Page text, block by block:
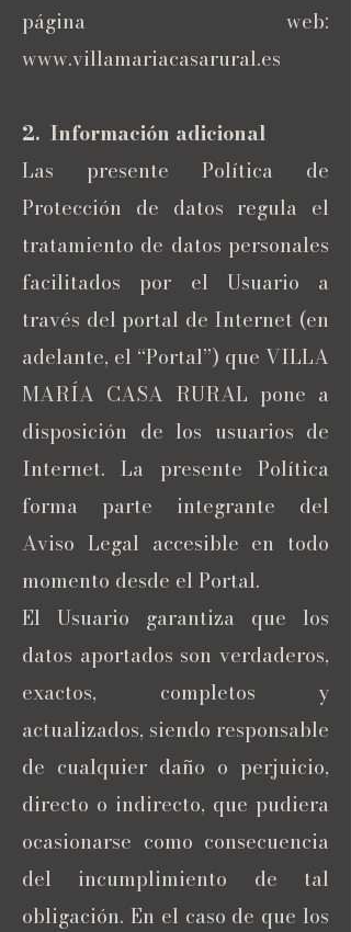
página web:
www.villamariacasarural.es
2. Información adicional
Las presente Política de
Protección de datos regula el
tratamiento de datos personales
facilitados por el Usuario a
través del portal de Internet (en
adelante, el “Portal”) que VILLA
MARÍA CASA RURAL pone a
disposición de los usuarios de
Internet. La presente Política
forma parte integrante del
Aviso Legal accesible en todo
momento desde el Portal.
El Usuario garantiza que los
datos aportados son verdaderos,
exactos, completos y
actualizados, siendo responsable
de cualquier daño o perjuicio,
directo o indirecto, que pudiera
ocasionarse como consecuencia
del incumplimiento de tal
obligación. En el caso de que los